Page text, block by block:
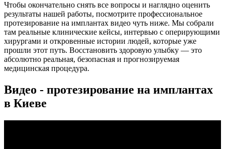
Чтобы окончательно снять все вопросы и наглядно оценить
результаты нашей работы, посмотрите профессиональное
протезирование на имплантах видео чуть ниже. Мы собрали
там реальные клинические кейсы, интервью с оперирующими
хирургами и откровенные истории людей, которые уже
прошли этот путь. Восстановить здоровую улыбку — это
абсолютно реальная, безопасная и прогнозируемая
медицинская процедура.
Видео - протезирование на имплантах
в Киеве